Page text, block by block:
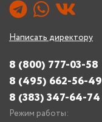
Написать директору
8 (800) 777-03-58
8 (495) 662-56-49
8 (383) 347-64-74
Режим работы: